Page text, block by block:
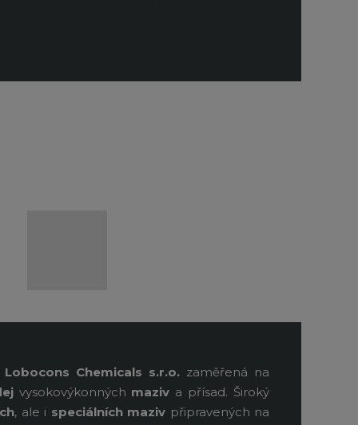
Lobocons Chemicals s.r.o. zaměřená na
vysokovýkonných maziv a přísad. Široký
, ale i speciálních maziv připravených na